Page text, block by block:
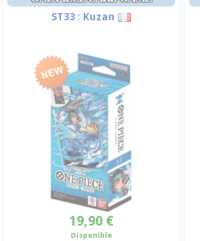
ST33 : Kuzan
19,90 €
Disponible